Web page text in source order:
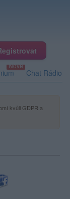
Chat Rádio
kvůli GDPR a